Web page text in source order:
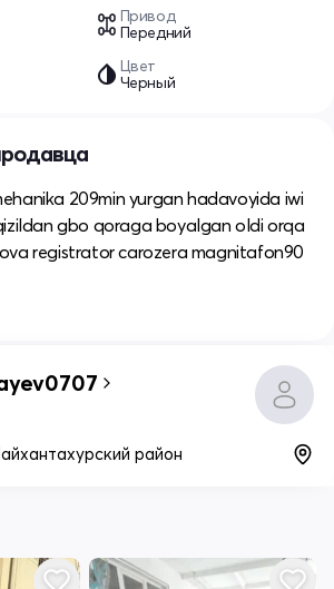
Привод
Передний
Цвет
Черный
209min yurgan hadavoyida iwi
gbo qoraga boyalgan oldi orqa
registrator carozera magnitafon90
район